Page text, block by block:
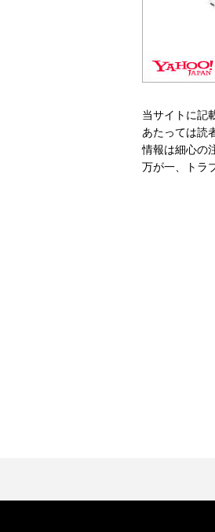
当サイトに記
あたっては読
情報は細心の
万が一、トラ